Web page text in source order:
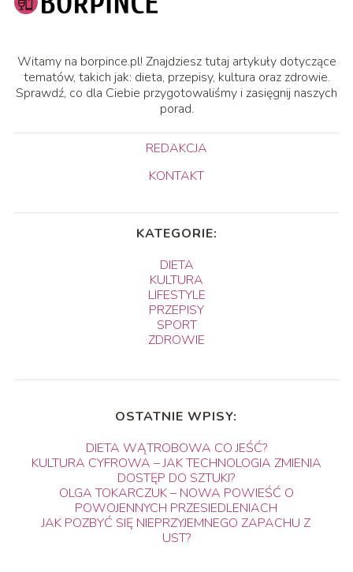
Witamy na borpince.pl! Znajdziesz tutaj artykuły dotyczące
tematów, takich jak: dieta, przepisy, kultura oraz zdrowie.
Sprawdź, co dla Ciebie przygotowaliśmy i zasięgnij naszych
porad.
REDAKCJA
KONTAKT
KATEGORIE:
DIETA
KULTURA
LIFESTYLE
PRZEPISY
SPORT
ZDROWIE
OSTATNIE WPISY:
DIETA WĄTROBOWA CO JEŚĆ?
KULTURA CYFROWA – JAK TECHNOLOGIA ZMIENIA
DOSTĘP DO SZTUKI?
OLGA TOKARCZUK – NOWA POWIEŚĆ O
POWOJENNYCH PRZESIEDLENIACH
JAK POZBYĆ SIĘ NIEPRZYJEMNEGO ZAPACHU Z
UST?